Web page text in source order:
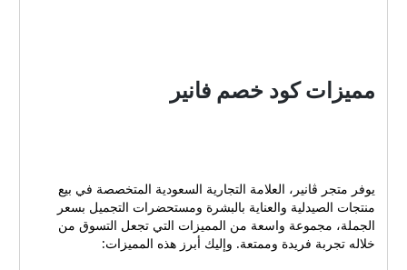
مميزات كود خصم فانير
يوفر متجر ڤانير، العلامة التجارية السعودية المتخصصة في بيع
منتجات الصيدلية والعناية بالبشرة ومستحضرات التجميل بسعر
الجملة، مجموعة واسعة من المميزات التي تجعل التسوق من
خلاله تجربة فريدة وممتعة. وإليك أبرز هذه المميزات: